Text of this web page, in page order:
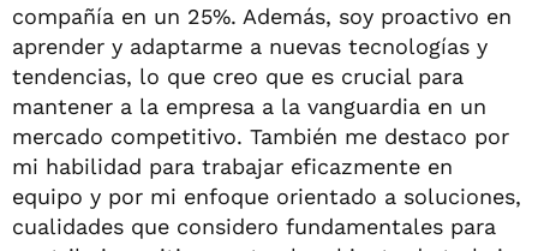
compañía en un 25%. Además, soy proactivo en
aprender y adaptarme a nuevas tecnologías y
tendencias, lo que creo que es crucial para
mantener a la empresa a la vanguardia en un
mercado competitivo. También me destaco por
mi habilidad para trabajar eficazmente en
equipo y por mi enfoque orientado a soluciones,
cualidades que considero fundamentales para